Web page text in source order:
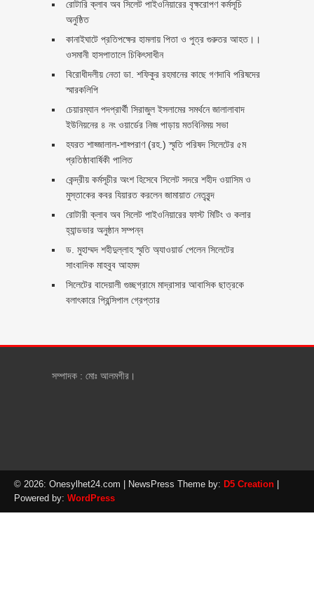
রোটারি ক্লাব অব সিলেট পাইওনিয়ারের বৃক্ষরোপণ কর্মসূচি
অনুষ্ঠিত
কানাইঘাটে প্রতিপক্ষের হামলায় পিতা ও পুত্র গুরুতর আহত।।
ওসমানী হাসপাতালে চিকিৎসাধীন
বিরোধীদলীয় নেতা ডা. শফিকুর রহমানের কাছে গণদাবি পরিষদের
স্মারকলিপি ‎
চেয়ারম্যান পদপ্রার্থী সিরাজুল ইসলামের সমর্থনে জালালাবাদ
ইউনিয়নের ৪ নং ওয়ার্ডের নিজ পাড়ায় মতবিনিময় সভা
হযরত শাহ্জালাল-শাহ্পরাণ (রহ.) স্মৃতি পরিষদ সিলেটের ৫ম
প্রতিষ্ঠাবার্ষিকী পালিত ‎​
কেন্দ্রীয় কর্মসূচীর অংশ হিসেবে সিলেট সদরে শহীদ ওয়াসিম ও
মুস্তাকের কবর যিয়ারত করলেন জামায়াত নেতৃবৃন্দ ‎
রোটারী ক্লাব অব সিলেট পাইওনিয়ারের ফাস্ট মিটিং ও কলার
হ্যান্ডভার অনুষ্ঠান সম্পন্ন
ড. মুহাম্মদ শহীদুল্লাহ স্মৃতি অ্যাওয়ার্ড পেলেন সিলেটের
সাংবাদিক মাহবুব আহমদ
সিলেটের বাদেয়ালী গুচ্ছগ্রামে মাদ্রাসার আবাসিক ছাত্রকে
বলাৎকারে প্রিন্সিপাল গ্রেপ্তার ‎
সম্পাদক : মোঃ আলমগীর।
© 2026: Onesylhet24.com | NewsPress Theme by: D5 Creation
Powered by: WordPress